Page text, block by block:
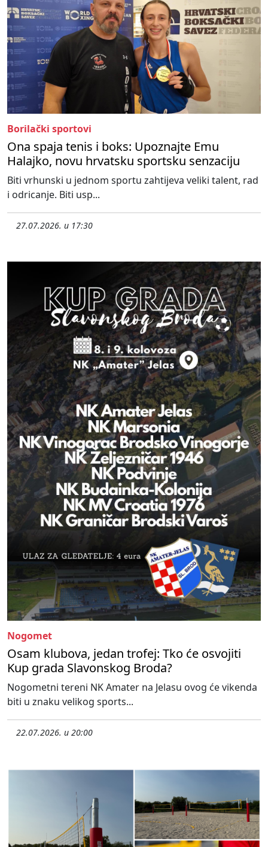
Borilački sportovi
Ona spaja tenis i boks: Upoznajte Emu
Halajko, novu hrvatsku sportsku senzaciju
Biti vrhunski u jednom sportu zahtijeva veliki talent, rad
i odricanje. Biti usp...
27.07.2026. u 17:30
Nogomet
Osam klubova, jedan trofej: Tko će osvojiti
Kup grada Slavonskog Broda?
Nogometni tereni NK Amater na Jelasu ovog će vikenda
biti u znaku velikog sports...
22.07.2026. u 20:00